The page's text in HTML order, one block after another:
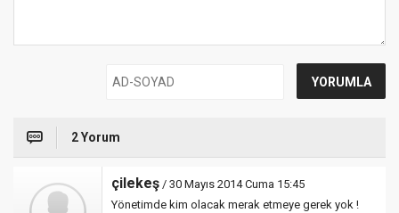
2 Yorum
çilekeş / 30 Mayıs 2014 Cuma 15:45
Yönetimde kim olacak merak etmeye gerek yok !